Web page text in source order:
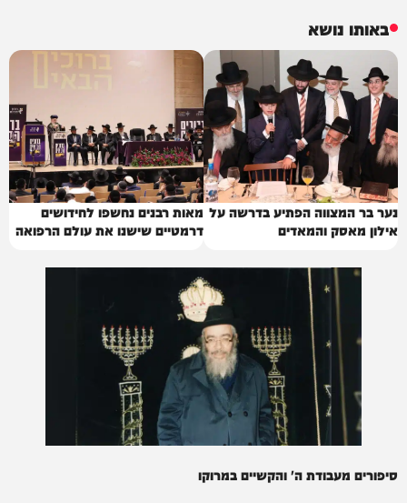
באותו נושא
נער בר המצווה הפתיע בדרשה על
אילון מאסק והמאדים
מאות רבנים נחשפו לחידושים
דרמטיים שישנו את עולם הרפואה
סיפורים מעבודת ה' והקשיים במרוקו